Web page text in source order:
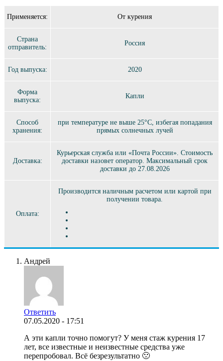
Применяется: От курения
Страна
отправитель:
Россия
Год выпуска: 2020
Форма
выпуска:
Капли
Способ
хранения:
при температуре не выше 25°C, избегая попадания
прямых солнечных лучей
Доставка:
Курьерская служба или «Почта России». Стоимость
доставки назовет оператор. Максимальный срок
доставки до 27.08.2026
Оплата:
Производится наличным расчетом или картой при
получении товара.
Андрей
Ответить
07.05.2020 - 17:51
А эти капли точно помогут? У меня стаж курения 17
лет, все известные и неизвестные средства уже
перепробовал. Всё безрезультатно 🙁